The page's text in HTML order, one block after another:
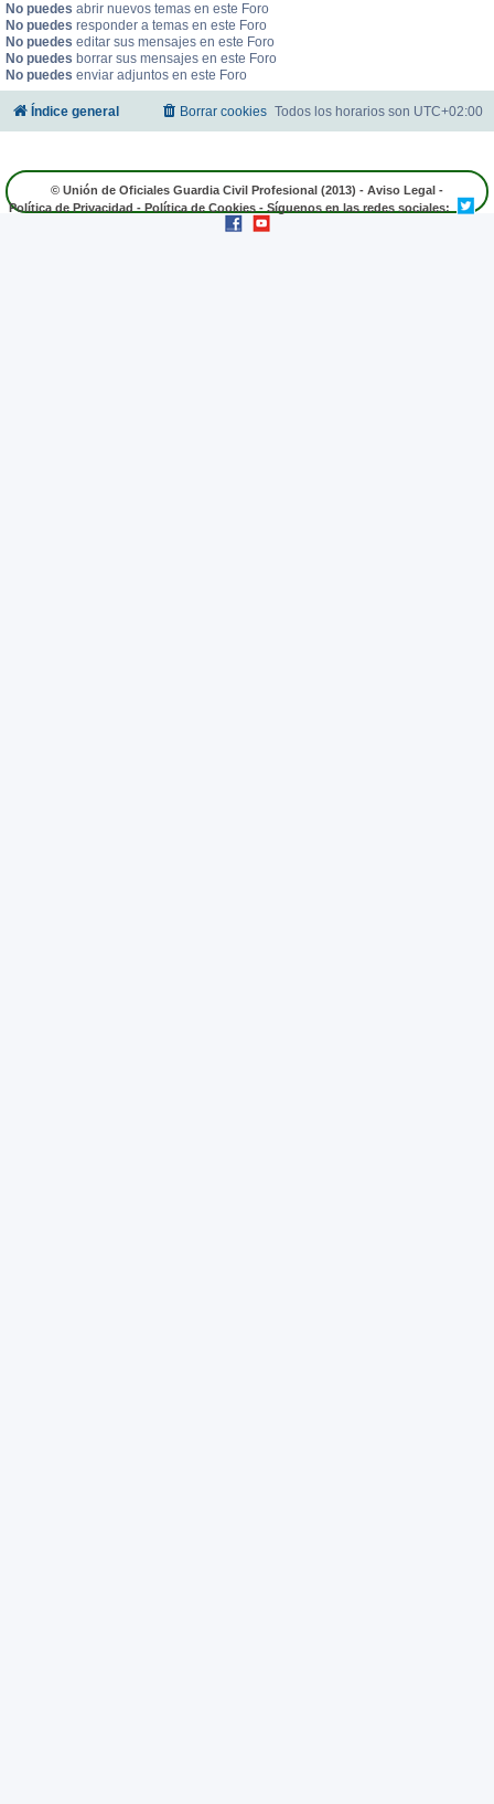
No puedes abrir nuevos temas en este Foro
No puedes responder a temas en este Foro
No puedes editar sus mensajes en este Foro
No puedes borrar sus mensajes en este Foro
No puedes enviar adjuntos en este Foro
Índice general Todos los horarios son UTC+02:00
Borrar cookies
© Unión de Oficiales Guardia Civil Profesional (2013) - Aviso Legal -
Política de Privacidad-Política de Cookies- Síguenos en las redes sociales: